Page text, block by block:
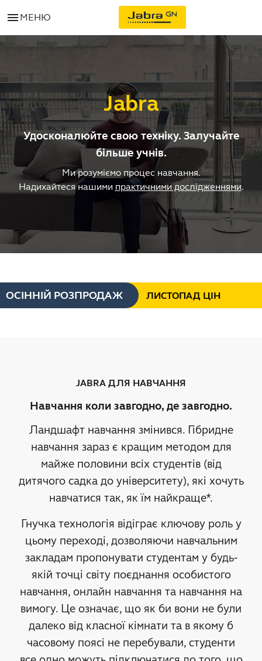
menu МЕНЮ
Jabra
Удосконалюйте свою техніку. Залучайте
більше учнів.
Ми розуміємо процес навчання.
Надихайтеся нашими практичними дослідженнями.
ОСІННІЙ РОЗПРОДАЖ ЛИСТОПАД ЦІН
JABRA ДЛЯ НАВЧАННЯ
Навчання коли завгодно, де завгодно.
Ландшафт навчання змінився. Гібридне
навчання зараз є кращим методом для
майже половини всіх студентів (від
дитячого садка до університету), які хочуть
навчатися так, як їм найкраще*.
Гнучка технологія відіграє ключову роль у
цьому переході, дозволяючи навчальним
закладам пропонувати студентам у будь-
якій точці світу поєднання особистого
навчання, онлайн навчання та навчання на
вимогу. Це означає, що як би вони не були
далеко від класної кімнати та в якому б
часовому поясі не перебували, студенти